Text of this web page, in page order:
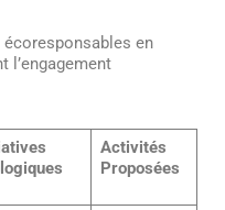
écoresponsables en
l’engagement
Activités
Proposées